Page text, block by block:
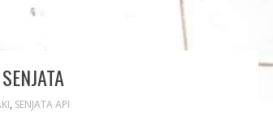
, SENJATA API